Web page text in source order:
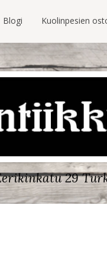
Blogi Kuolinpesien
29